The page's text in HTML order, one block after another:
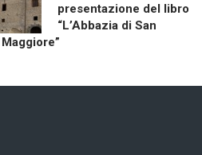
presentazione del libro
“L’Abbazia di San